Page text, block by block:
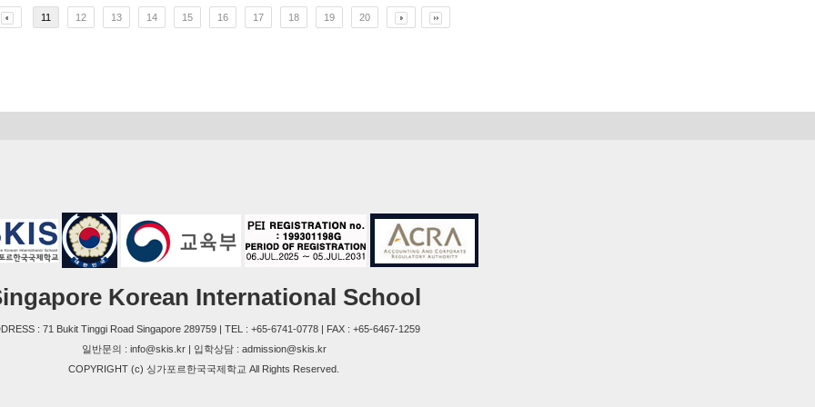
11 12 13 14 15 16 17 18 19 20
Korean International School
: 71 Bukit Tinggi Road Singapore 289759 | TEL : +65-6741-0778 | FAX : +65-6467-1259
일반문의 : info@skis.kr | 입학상담 : admission@skis.kr
COPYRIGHT (c) 싱가포르한국국제학교 All Rights Reserved.